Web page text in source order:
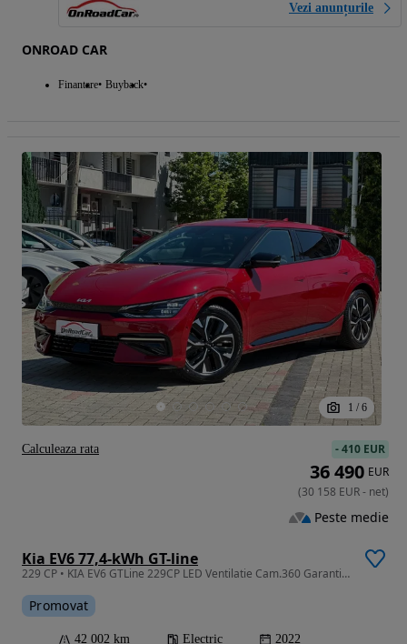
Vezi anunțurile
ONROAD CAR
Finantare Buyback
1 / 6
Kia EV6 77,4-kWh GT-line
229 CP • KIA EV6 GTLine 229CP LED Ventilatie Cam.360 Garantie Finantare Leasing
Promovat
42 002 km Electric 2022
-410 EUR
36 490 EUR
(30 158 EUR- net)
Peste medie
Calculeaza rata